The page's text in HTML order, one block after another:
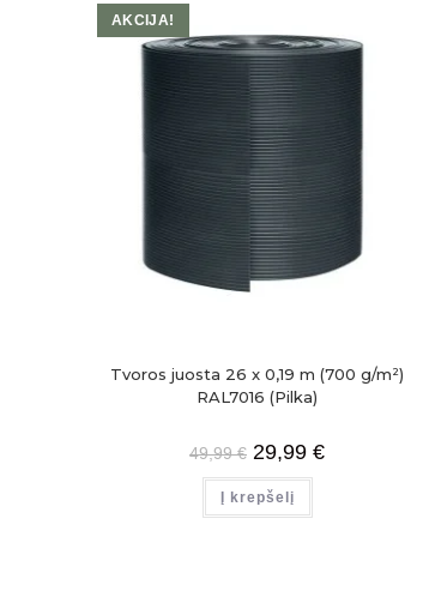
AKCIJA!
Tvoros juosta 26 x 0,19 m (700 g/m²)
RAL7016 (Pilka)
49,99€ 29,99 €
Į krepšelį